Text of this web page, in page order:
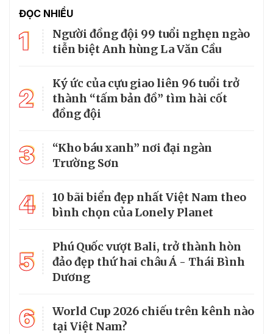
ĐỌC NHIỀU
1
Người đồng đội 99 tuổi nghẹn ngào
tiễn biệt Anh hùng La Văn Cầu
2
Ký ức của cựu giao liên 96 tuổi trở
thành “tấm bản đồ” tìm hài cốt
đồng đội
3
“Kho báu xanh” nơi đại ngàn
Trường Sơn
4
10 bãi biển đẹp nhất Việt Nam theo
bình chọn của Lonely Planet
5
Phú Quốc vượt Bali, trở thành hòn
đảo đẹp thứ hai châu Á - Thái Bình
Dương
6
World Cup 2026 chiếu trên kênh nào
tại Việt Nam?